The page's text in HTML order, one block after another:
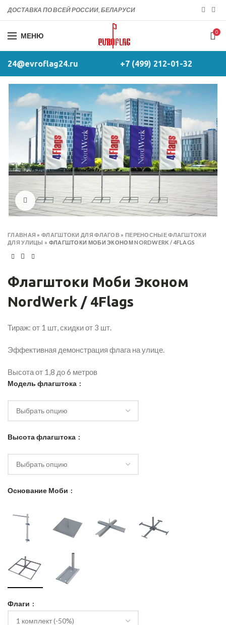
ДОСТАВКА ПО ВСЕЙ РОССИИ, БЕЛАРУСИ
МЕНЮ 0
24@evroflag24.ru +7 (499) 212-01-32
Click to enlarge
ГЛАВНАЯ »ФЛАГШТОКИ ДЛЯ ФЛАГОВ » ПЕРЕНОСНЫЕ ФЛАГШТОКИ
ДЛЯ УЛИЦЫ » ФЛАГШТОКИ МОБИ ЭКОНОМ NORDWERK / 4FLAGS
Флагштоки Моби Эконом
NordWerk / 4Flags
Тираж: от 1 шт, скидки от 3 шт.
Эффективная демонстрация флага на улице.
Высота от 1,8 до 6 метров
Модель флагштока
Высота флагштока
Основание Моби
Флаги